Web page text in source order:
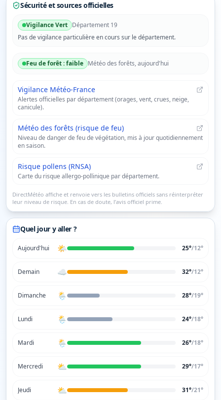
Sécurité et sources officielles
VigilanceVert Département 19
Pas de vigilance particulière en cours sur le département.
Feu de forêt :faible Météo des forêts, aujourd'hui
Vigilance Météo-France
Alertes officielles par département (orages, vent, crues, neige,
canicule).
Météo des forêts (risque de feu)
Niveau de danger de feu de végétation, mis à jour quotidiennement
en saison.
Risque pollens (RNSA)
Carte du risque allergo-pollinique par département.
DirectMétéo affiche et renvoie vers les bulletins officiels sans réinterpréter
leur niveau de risque. En cas de doute, l’avis officiel prime.
Quel jour y aller ?
Aujourd'hui 🌤️ 25°/12°
Demain ☁️ 32°/12°
Dimanche 🌦️ 28°/19°
Lundi 🌦️ 24°/18°
Mardi 🌦️ 26°/18°
Mercredi ⛅ 29°/17°
Jeudi ⛅ 31°/21°